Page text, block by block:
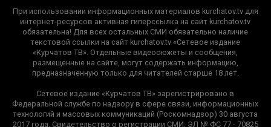
При использовании информационных материалов kurchatov.tv для
интернет-ресурсов активная гиперссылка на сайт kurchatov.tv
обязательна! Для всех остальных СМИ обязательно наличие
текстовой ссылки на сайт kurchatov.tv «Сетевое издание
«Курчатов ТВ». Отдельные видеосюжеты и сообщения,
размещенные на сайте, могут содержать информацию,
предназначенную только для читателей старше 18 лет.
Сетевое издание «Курчатов ТВ» зарегистрировано в
Федеральной службе по надзору в сфере связи, информационных
технологий и массовых коммуникаций (Роскомнадзор) 30 августа
2017 года. Свидетельство о регистрации СМИ: ЭЛ № ФС 77 - 70825